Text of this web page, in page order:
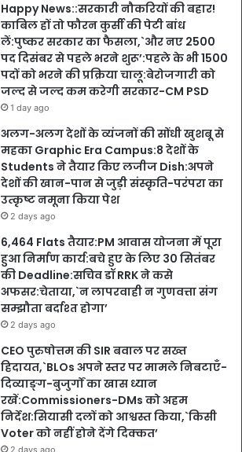
Happy News::सरकारी नौकरियों की बहार!
काबिल हों तो फौरन कुर्सी की पेटी बांध
लें:पुष्कर सरकार का फैसला,`और नए 2500
पद दिसंबर से पहले भरने शुरू’:पहले के भी 1500
पदों को भरने की प्रक्रिया चालू:बेरोजगारी को
जल्द से जल्द कम करेगी सरकार-CM PSD
1 day ago
अलग-अलग देशों के व्यंजनों की सोंधी खुशबू से
महका Graphic Era Campus:8 देशों के
Students ने तैयार किए लजीज Dish:अपने
देशों की खान-पान से जुड़ी संस्कृति-परंपरा का
उत्कृष्ट नमूना किया पेश
2 days ago
6,464 Flats तैयार:PM आवास योजना में पूरा
हुआ निर्माण कार्य:बचे हुए के लिए 30 सितंबर
की Deadline:सचिव डॉ RRK ने कसे
अफसर:चेताया,`न लापरवाही न गुणवत्ता संग
सम्झौता बर्दाश्त होगा’
2 days ago
CEO पुरुषोत्तम की SIR बवाल पर सख्त
हिदायत,`BLOs अपने स्तर पर मामले निबटाएँ-
दिव्याङ्ग-बुजुर्गों का खास ध्यान
रखें:Commissioners-DMs को अहम
निर्देश:सियासी दलों को आश्वस्त किया,`किसी
Voter को नहीं होने देंगे दिक्कत’